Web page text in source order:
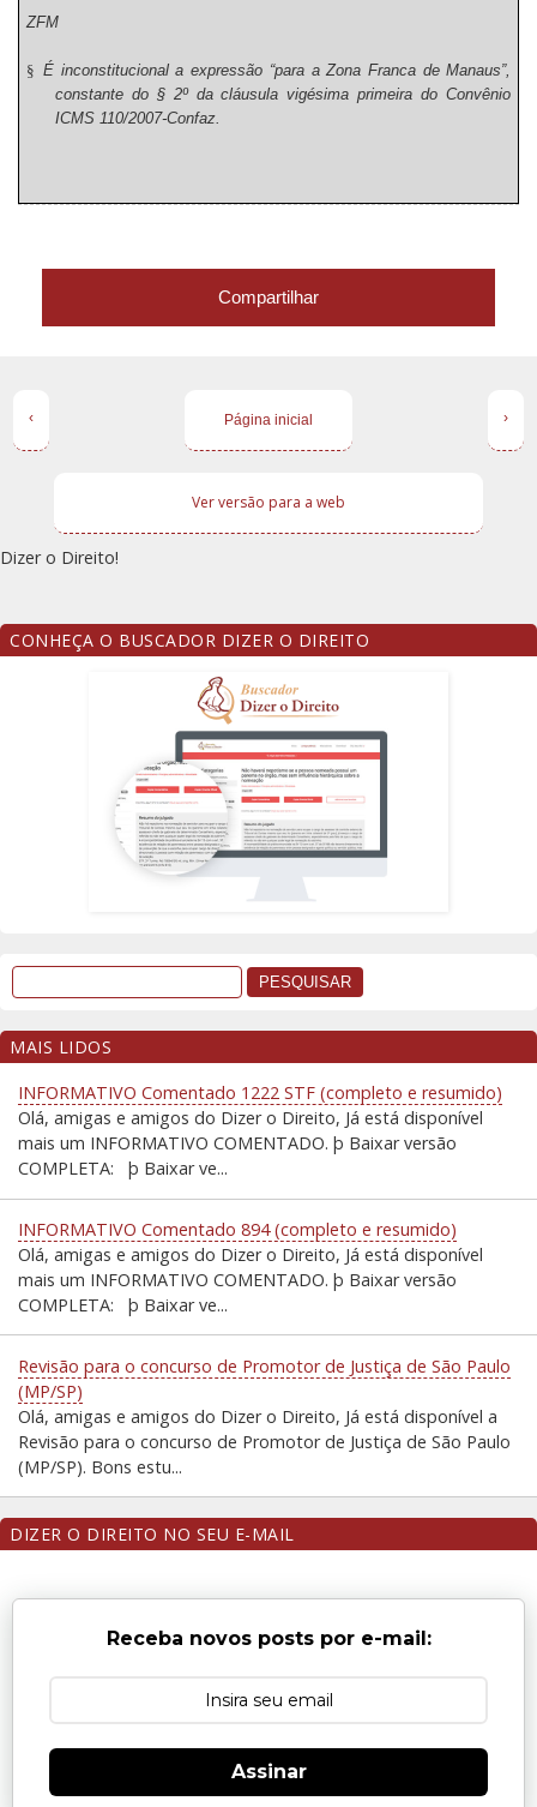
ZFM
§ É inconstitucional a expressão “para a Zona Franca de Manaus”,
constante do § 2º da cláusula vigésima primeira do Convênio
ICMS 110/2007-Confaz.
Compartilhar
‹ ›
Página inicial
Ver versão para a web
Dizer o Direito!
CONHEÇA O BUSCADOR DIZER O DIREITO
MAIS LIDOS
INFORMATIVO Comentado 1222 STF (completo e resumido)
Olá, amigas e amigos do Dizer o Direito, Já está disponível
mais um INFORMATIVO COMENTADO. þ Baixar versão
COMPLETA: þ Baixar ve...
INFORMATIVO Comentado 894 (completo e resumido)
Olá, amigas e amigos do Dizer o Direito, Já está disponível
mais um INFORMATIVO COMENTADO. þ Baixar versão
COMPLETA: þ Baixar ve...
Revisão para o concurso de Promotor de Justiça de São Paulo
(MP/SP)
Olá, amigas e amigos do Dizer o Direito, Já está disponível a
Revisão para o concurso de Promotor de Justiça de São Paulo
(MP/SP). Bons estu...
DIZER O DIREITO NO SEU E-MAIL
Receba novos posts por e-mail:
Assinar